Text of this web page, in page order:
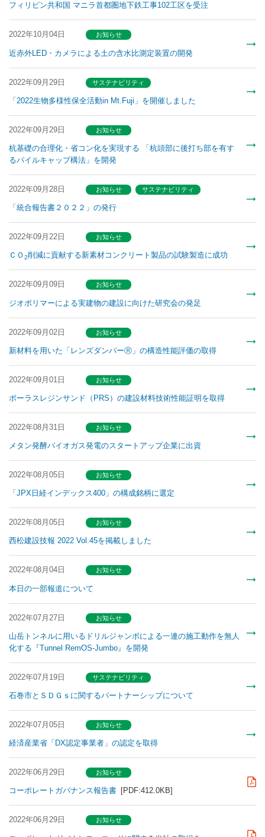
フィリピン共和国 マニラ首都圏地下鉄工事102工区を受注
2022年10月04日 お知らせ
近赤外LED・カメラによる土の含水比測定装置の開発
2022年09月29日 サステナビリティ
「2022生物多様性保全活動in Mt.Fuji」を開催しました
2022年09月29日 お知らせ
杭基礎の合理化・省コン化を実現する 「杭頭部に後打ち部を有す
るパイルキャップ構法」を開発
2022年09月28日 お知らせ サステナビリティ
「統合報告書２０２２」の発行
2022年09月22日 お知らせ
ＣＯ2削減に貢献する新素材コンクリート製品の試験製造に成功
2022年09月09日 お知らせ
ジオポリマーによる実建物の建設に向けた研究会の発足
2022年09月02日 お知らせ
新材料を用いた「レンズダンパーⓇ」の構造性能評価の取得
2022年09月01日 お知らせ
ポーラスレジンサンド（PRS）の建設材料技術性能証明を取得
2022年08月31日 お知らせ
メタン発酵バイオガス発電のスタートアップ企業に出資
2022年08月05日 お知らせ
「JPX日経インデックス400」の構成銘柄に選定
2022年08月05日 お知らせ
西松建設技報 2022 Vol.45を掲載しました
2022年08月04日 お知らせ
本日の一部報道について
2022年07月27日 お知らせ
山岳トンネルに用いるドリルジャンボによる一連の施工動作を無人
化する『Tunnel RemOS-Jumbo』を開発
2022年07月19日 サステナビリティ
石巻市とＳＤＧｓに関するパートナーシップについて
2022年07月05日 お知らせ
経済産業省「DX認定事業者」の認定を取得
2022年06月29日 お知らせ
コーポレートガバナンス報告書 [PDF:412.0KB]
2022年06月29日 お知らせ